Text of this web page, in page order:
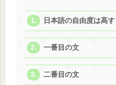
日本語の自由度は高
一番目の文
二番目の文